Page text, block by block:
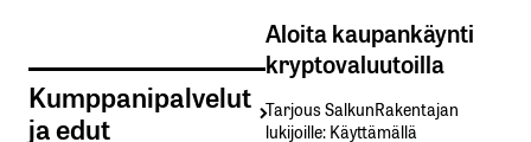
Kumppanipalvelut
ja edut
Aloita kaupankäynti
kryptovaluutoilla
Tarjous SalkunRakentajan
lukijoille: Käyttämällä​ ​